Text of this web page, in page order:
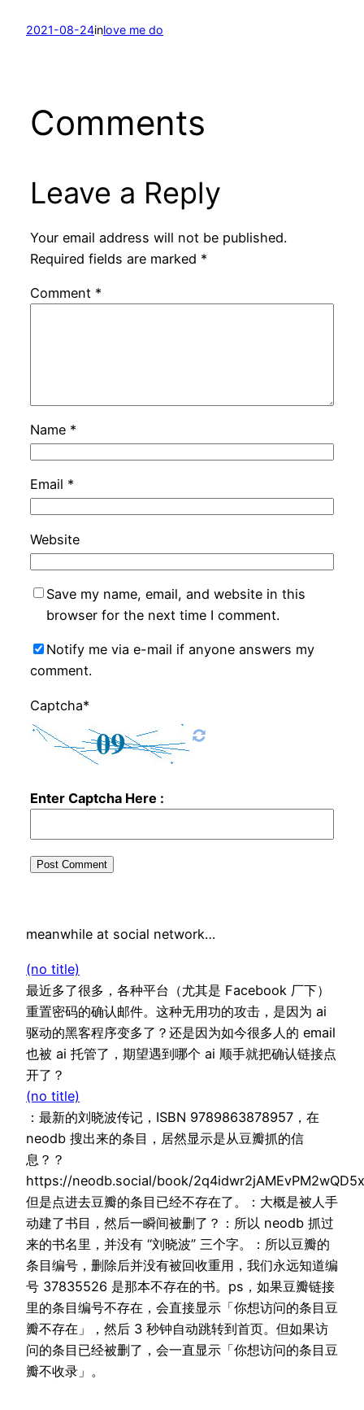
2021-08-24inlove me do
Comments
Leave a Reply
Your email address will not be published.
Required fields are marked *
Comment *
Name *
Email *
Website
Save my name, email, and website in this
browser for the next time I comment.
Notify me via e-mail if anyone answers my
comment.
Captcha*
Enter Captcha Here :
meanwhile at social network…
(no title)
最近多了很多，各种平台（尤其是 Facebook 厂下）
重置密码的确认邮件。这种无用功的攻击，是因为 ai
驱动的黑客程序变多了？还是因为如今很多人的 email
也被 ai 托管了，期望遇到哪个 ai 顺手就把确认链接点
开了？
(no title)
：最新的刘晓波传记，ISBN 9789863878957，在
neodb 搜出来的条目，居然显示是从豆瓣抓的信
息？？
https://neodb.social/book/
但是点进去豆瓣的条目已经不存在了。：大概是被人手
动建了书目，然后一瞬间被删了？：所以 neodb 抓过
来的书名里，并没有 “刘晓波” 三个字。：所以豆瓣的
条目编号，删除后并没有被回收重用，我们永远知道编
号 37835526 是那本不存在的书。ps，如果豆瓣链接
里的条目编号不存在，会直接显示「你想访问的条目豆
瓣不存在」，然后 3 秒钟自动跳转到首页。但如果访
问的条目已经被删了，会一直显示「你想访问的条目豆
瓣不收录」。